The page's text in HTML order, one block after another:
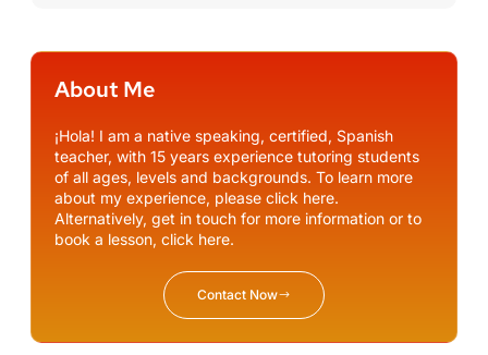
About Me
¡Hola! I am a native speaking, certified, Spanish
teacher, with 15 years experience tutoring students
of all ages, levels and backgrounds. To learn more
about my experience, please click here.
Alternatively, get in touch for more information or to
book a lesson, click here.
Contact Now